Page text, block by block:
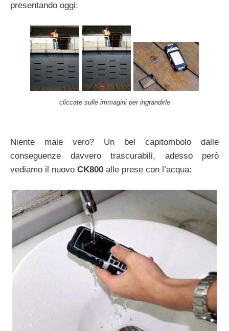
presentando oggi:
cliccate sulle immagini per ingrandirle
Niente male vero? Un bel capitombolo dalle
conseguenze davvero trascurabili, adesso però
vediamo il nuovo CK800 alle prese con l’acqua: